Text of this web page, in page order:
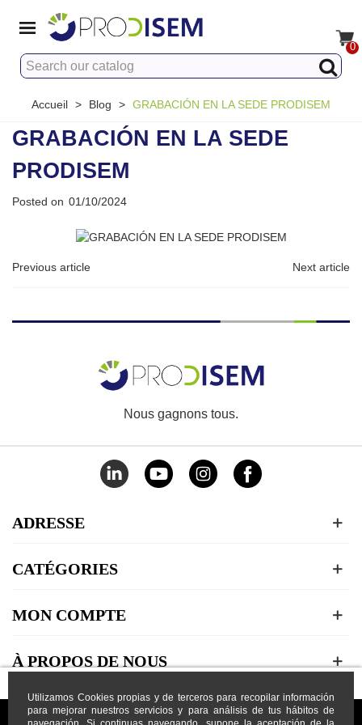
Utilizamos Cookies propias y de terceros para recopilar información
para mejorar nuestros servicios y para análisis de tus hábitos de
0
Accueil > Blog > GRABACIÓN EN LA SEDE PRODISEM
GRABACIÓN EN LA SEDE
PRODISEM
Posted on 01/10/2024
Previous article Next article
Nous gagnons tous.
ADRESSE
CATÉGORIES
MON COMPTE
À PROPOS DE NOUS